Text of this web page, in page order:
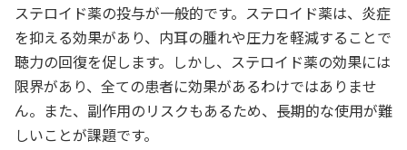
ステロイド薬の投与が一般的です。ステロイド薬は、炎症
を抑える効果があり、内耳の腫れや圧力を軽減することで
聴力の回復を促します。しかし、ステロイド薬の効果には
限界があり、全ての患者に効果があるわけではありませ
ん。また、副作用のリスクもあるため、長期的な使用が難
しいことが課題です。